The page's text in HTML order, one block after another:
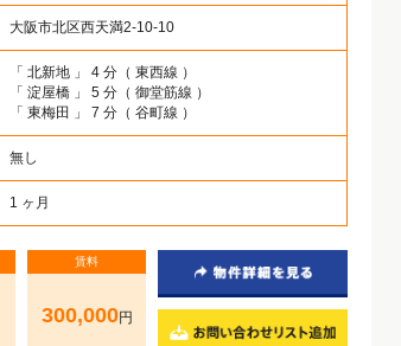
大阪市北区西天満2-10-10
「 北新地 」 4 分（ 東西線 ）
「 淀屋橋 」 5 分（ 御堂筋線 ）
「 東梅田 」 7 分（ 谷町線 ）
無し
1 ヶ月
賃料
300,000円